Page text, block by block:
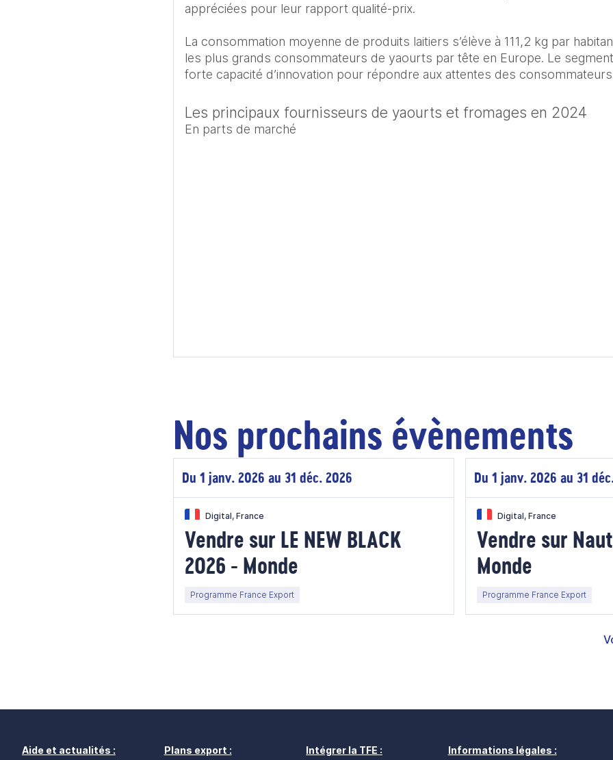
appréciées pour leur rapport qualité-prix.
La consommation moyenne de produits laitiers s’élève à 111,2 kg par
les plus grands consommateurs de yaourts par tête en Europe. Le
forte capacité d’innovation pour répondre aux attentes des
Les principaux fournisseurs de yaourts et fromages en 2024
En parts de marché
Nos prochains évènements
Du 1 janv. 2026 au 31 déc. 2026
Digital, France
Vendre sur LE NEW BLACK
2026 - Monde
Programme France Export
Du 1 janv. 2026 au 31
Digital, France
Vendre sur
Monde
Programme France Export
Aide et actualités : Plans export : Intégrer la TFE : Informations légales :